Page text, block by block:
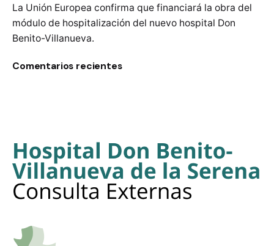
La Unión Europea confirma que financiará la obra del
módulo de hospitalización del nuevo hospital Don
Benito-Villanueva.
Comentarios recientes